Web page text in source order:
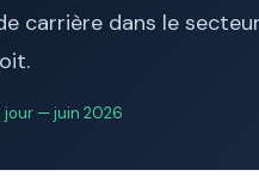
carrière dans le secteur
jour — juin 2026